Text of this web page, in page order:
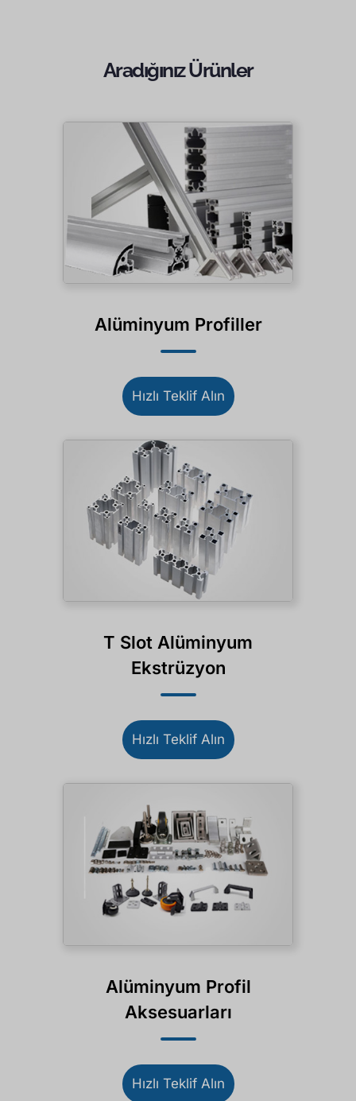
Aradığınız Ürünler
Alüminyum Profiller
Hızlı Teklif Alın
T Slot Alüminyum
Ekstrüzyon
Hızlı Teklif Alın
Alüminyum Profil
Aksesuarları
Hızlı Teklif Alın